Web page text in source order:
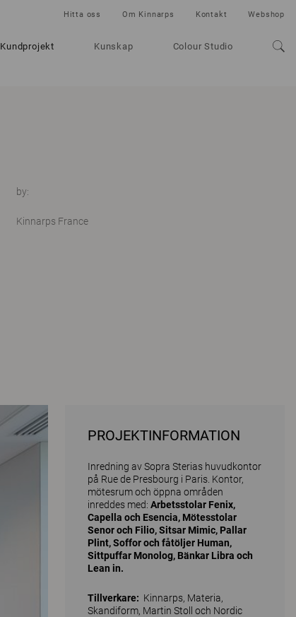
Kundprojekt Kunskap Colour Studio
Hitta oss Om Kinnarps Kontakt Webshop
by:
Kinnarps France
PROJEKTINFORMATION
Inredning av Sopra Sterias huvudkontor
på Rue de Presbourg i Paris. Kontor,
mötesrum och öppna områden
inreddes med: Arbetsstolar Fenix,
Capella och Esencia, Mötesstolar
Senor och Filio, Sitsar Mimic, Pallar
Plint, Soffor och fåtöljer Human,
Sittpuffar Monolog, Bänkar Libra och
Lean in.
Tillverkare: Kinnarps, Materia,
Skandiform, Martin Stoll och Nordic